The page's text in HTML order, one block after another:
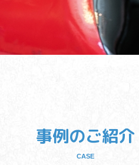
事例のご紹介
CASE